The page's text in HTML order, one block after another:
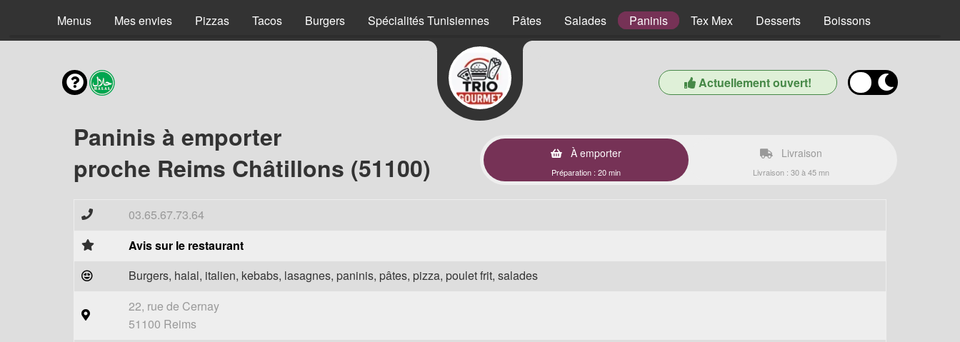
Menus Mes envies Pizzas Tacos Burgers Spécialités Tunisiennes Pâtes Salades Paninis Tex Mex Desserts Boissons
Actuellement ouvert!
Paninis à emporter
proche Reims Châtillons (51100)
À emporter
Préparation : 20 min
Livraison
Livraison : 30 à 45 mn
03.65.67.73.64
Avis sur le restaurant
Burgers, halal, italien, kebabs, lasagnes, paninis, pâtes, pizza, poulet frit, salades
22, rue de Cernay
51100 Reims